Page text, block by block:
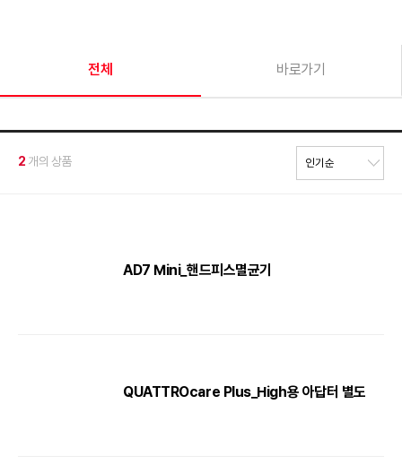
전체 바로가기
2 개의 상품
AD7 Mini_핸드피스멸균기
QUATTROcare Plus_High용 아답터 별도